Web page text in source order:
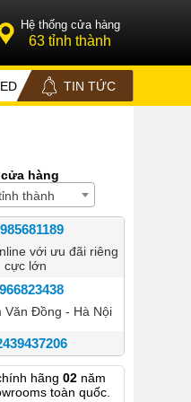
Hệ thống cửa hàng
63 tỉnh thành
TIN TỨC
hàng
thành
với ưu đãi riêng
cực lớn
Văn Đồng - Hà Nội
- Hoàn Kiếm –
Hà Nộihãng 02năm
toàn quốc.